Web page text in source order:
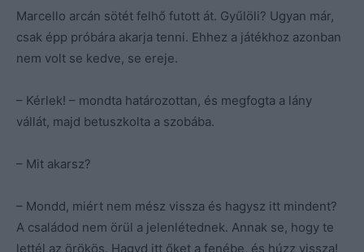
Marcello arcán sötét felhő futott át. Gyűlöli? Ugyan már,
csak épp próbára akarja tenni. Ehhez a játékhoz azonban
nem volt se kedve, se ereje.
– Kérlek! – mondta határozottan, és megfogta a lány
vállát, majd betuszkolta a szobába.
– Mit akarsz?
– Mondd, miért nem mész vissza és hagysz itt mindent?
A családod nem örül a jelenlétednek. Annak se, hogy te
lettél az örökös. Hagyd itt őket a fenébe, és húzz vissza!